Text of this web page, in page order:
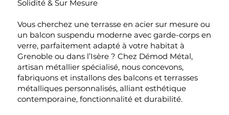
Solidité & Sur Mesure
Vous cherchez une terrasse en acier sur mesure ou
un balcon suspendu moderne avec garde-corps en
verre, parfaitement adapté à votre habitat à
Grenoble ou dans l’Isère ? Chez Démod Métal,
artisan métallier spécialisé, nous concevons,
fabriquons et installons des balcons et terrasses
métalliques personnalisés, alliant esthétique
contemporaine, fonctionnalité et durabilité.